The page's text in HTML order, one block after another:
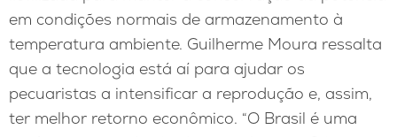
em condições normais de armazenamento à
temperatura ambiente. Guilherme Moura ressalta
que a tecnologia está aí para ajudar os
pecuaristas a intensificar a reprodução e, assim,
ter melhor retorno econômico. “O Brasil é uma